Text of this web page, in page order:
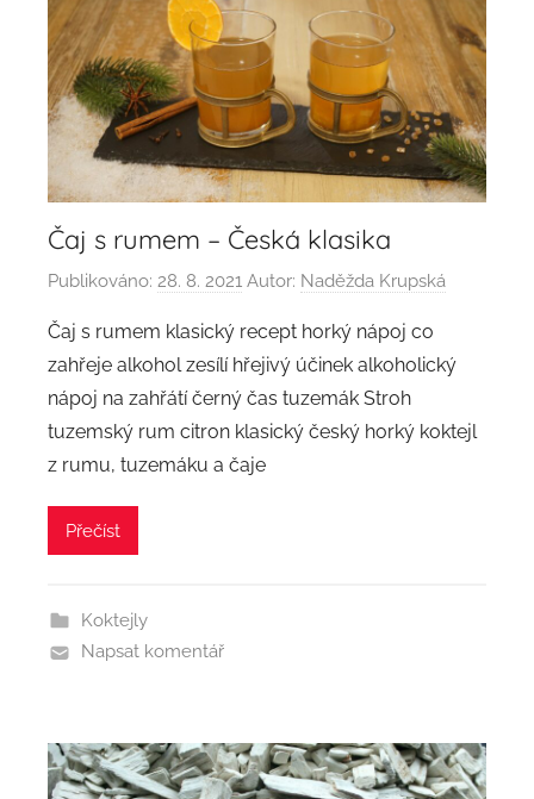
Čaj s rumem – Česká klasika
Publikováno: 28. 8. 2021 Autor: Naděžda Krupská
Čaj s rumem klasický recept horký nápoj co
zahřeje alkohol zesílí hřejivý účinek alkoholický
nápoj na zahřátí černý čas tuzemák Stroh
tuzemský rum citron klasický český horký koktejl
z rumu, tuzemáku a čaje
Přečíst
Koktejly
Napsat komentář